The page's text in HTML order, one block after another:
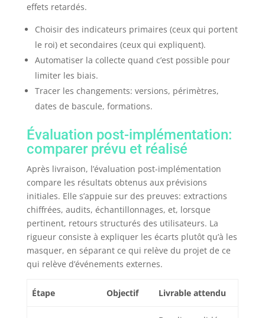
effets retardés.
Choisir des indicateurs primaires (ceux qui portent
le roi) et secondaires (ceux qui expliquent).
Automatiser la collecte quand c’est possible pour
limiter les biais.
Tracer les changements: versions, périmètres,
dates de bascule, formations.
Évaluation post-implémentation:
comparer prévu et réalisé
Après livraison, l’évaluation post-implémentation
compare les résultats obtenus aux prévisions
initiales. Elle s’appuie sur des preuves: extractions
chiffrées, audits, échantillonnages, et, lorsque
pertinent, retours structurés des utilisateurs. La
rigueur consiste à expliquer les écarts plutôt qu’à les
masquer, en séparant ce qui relève du projet de ce
qui relève d’événements externes.
Étape Objectif Livrable attendu